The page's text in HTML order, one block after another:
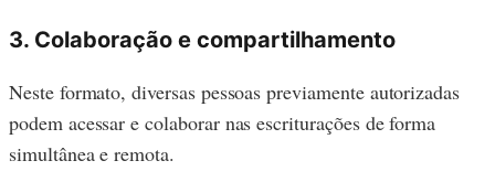
3. Colaboração e compartilhamento
Neste formato, diversas pessoas previamente autorizadas
podem acessar e colaborar nas escriturações de forma
simultânea e remota.